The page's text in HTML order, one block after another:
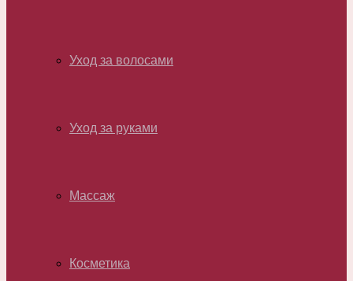
Уход за волосами
Уход за руками
Массаж
Косметика